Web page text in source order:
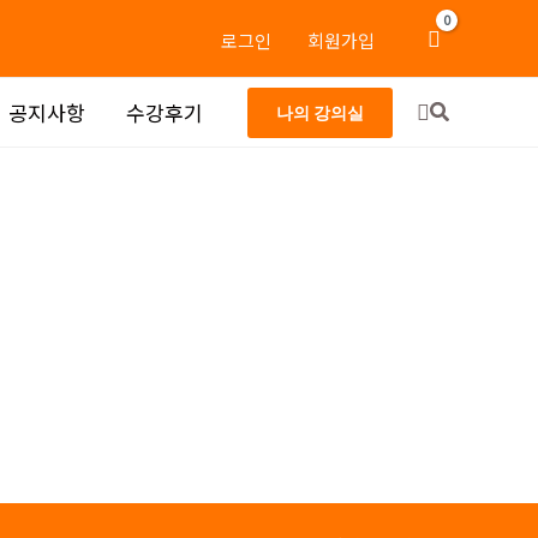
로그인 회원가입
공지사항 수강후기 나의 강의실
검